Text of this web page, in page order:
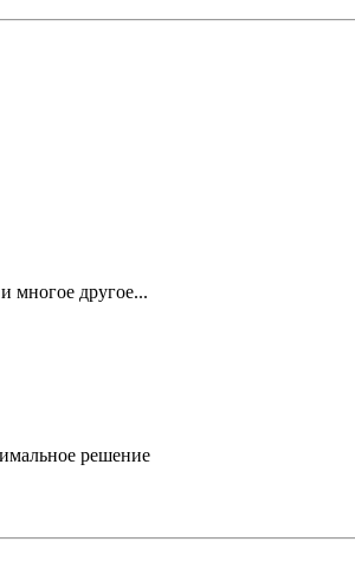
многое другое...
решение